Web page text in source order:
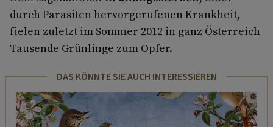
durch Parasiten hervorgerufenen Krankheit,
fielen zuletzt im Sommer 2012 in ganz Österreich
Tausende Grünlinge zum Opfer.
DAS KÖNNTE SIE AUCH INTERESSIEREN